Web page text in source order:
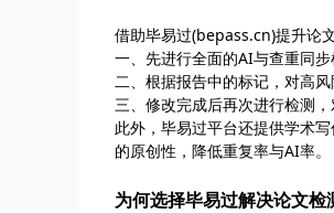
借助毕易过(bepass.cn)提升论
一、先进行全面的AI与查重同
二、根据报告中的标记，对高
三、修改完成后再次进行检测
此外，毕易过平台还提供学术
的原创性，降低重复率与AI率。
为何选择毕易过解决论文检